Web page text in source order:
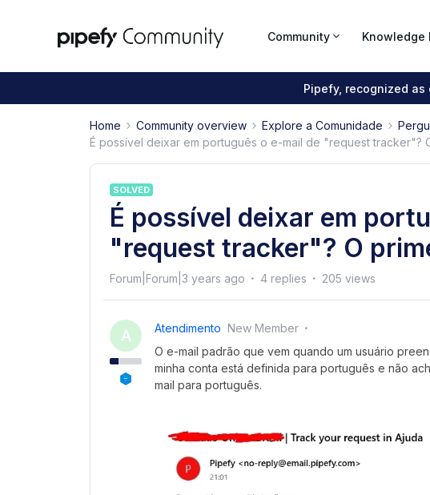
Community Knowledge
Pipefy, recognized
Home Community overview Explore a Comunidade
É possível deixar em português o e-mail de "request tracker"?
SOLVED
É possível deixar em
"request tracker"? O
Forum|Forum|3 years ago 4 replies 205 views
A Atendimento New Member
O e-mail padrão que vem quando um usuário
minha conta está definida para português e não
mail para português.